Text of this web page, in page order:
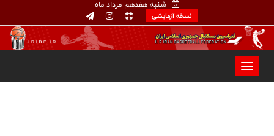
شنبه هفدهم مرداد ماه
نسخه آزمایشی